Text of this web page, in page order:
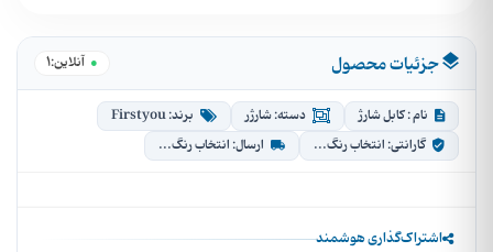
جزئیات محصول آنلاین:1
نام : کابل شارژ دسته: شارژر
برند: Firstyou
گارانتی: انتخاب رنگ...
ارسال: انتخاب رنگ...
اشتراک‌گذاری هوشمند